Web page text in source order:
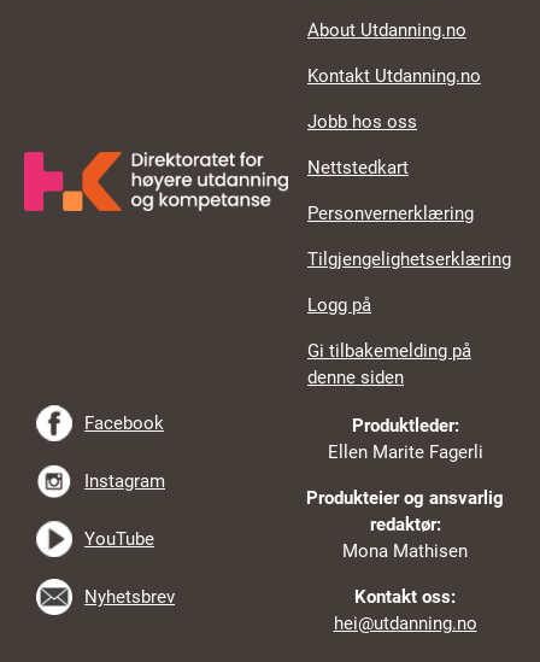
About Utdanning.no
Kontakt Utdanning.no
Jobb hos oss
Nettstedkart
Personvernerklæring
Tilgjengelighetserklæring
Logg på
Gi tilbakemelding på
denne siden
Produktleder:
Ellen Marite Fagerli
Produkteier og ansvarlig
redaktør:
Mona Mathisen
Kontakt oss:
hei@utdanning.no
Facebook
Instagram
YouTube
Nyhetsbrev